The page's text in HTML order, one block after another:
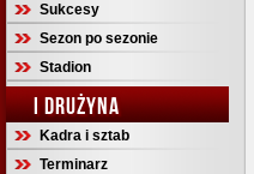
Sukcesy
Sezon po sezonie
Stadion
I DRUŻYNA
Kadra i sztab
Terminarz